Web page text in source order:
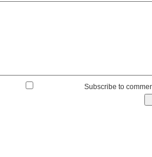
Subscribe to